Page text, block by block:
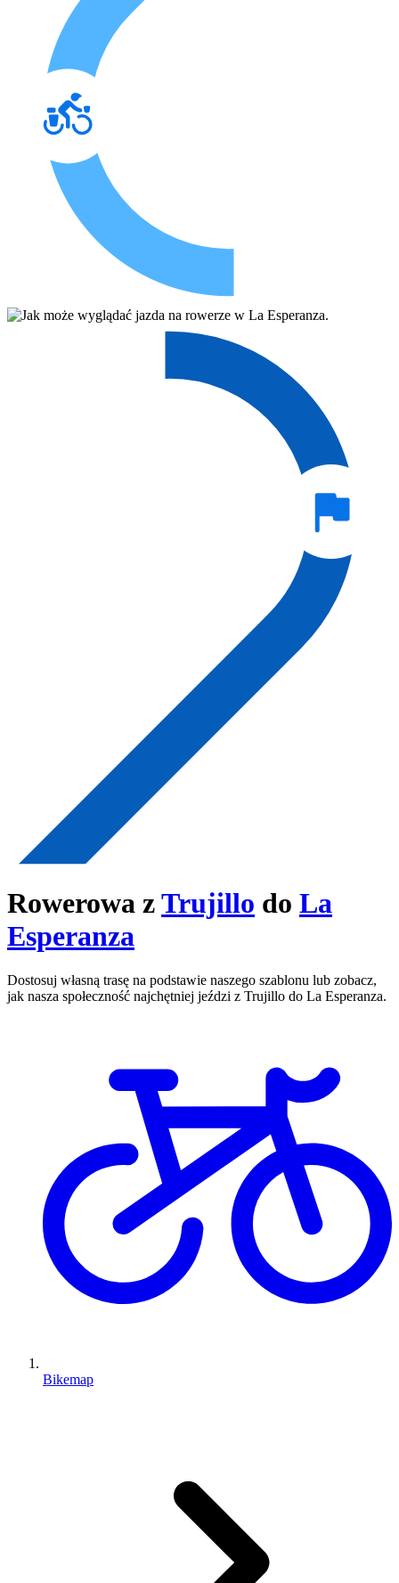
Rowerowa zTrujillo do La
Esperanza
Dostosuj własną trasę na podstawie naszego szablonu lub zobacz,
jak nasza społeczność najchętniej jeździ z Trujillo do La Esperanza.
Bikemap